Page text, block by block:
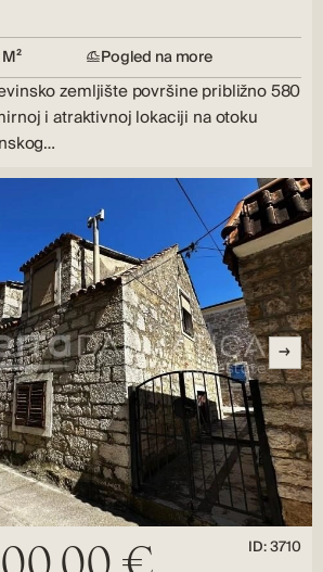
Pogled na more
zemljište površine približno 580
i atraktivnoj lokaciji na otoku
ID: 3710